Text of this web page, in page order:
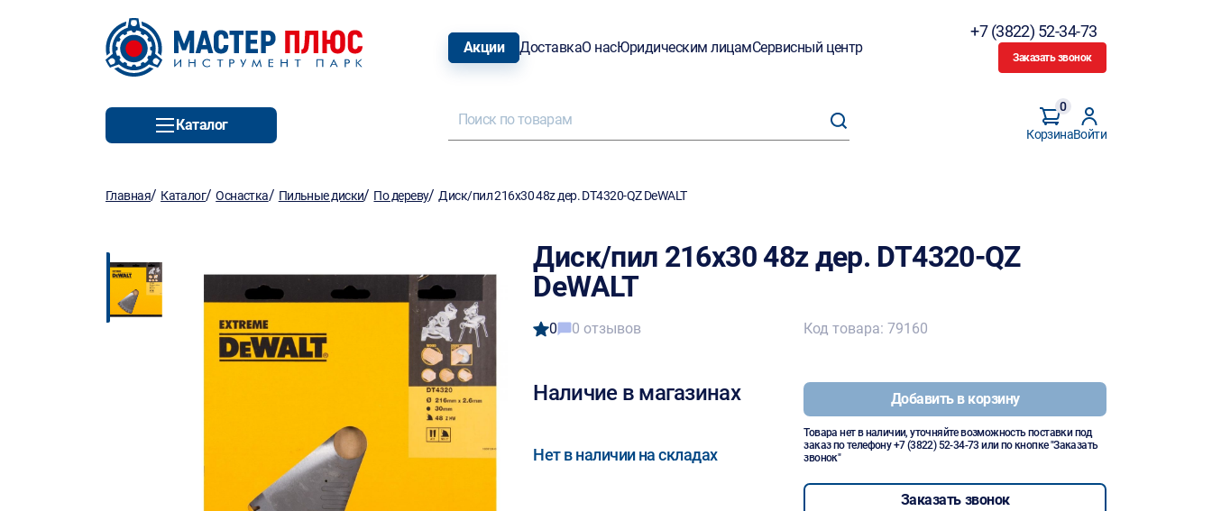
Акции ДоставкаО насЮридическим лицамСервисный центр
+7 (3822) 52-34-73
Заказать звонок
Каталог
Корзина
0
Войти
Главная/ Каталог/Оснастка/ Пильные диски/ По дереву/Диск/пил 216х30 48z дер. DT4320-QZ DeWALT
Диск/пил 216х30 48z дер. DT4320-QZ
DeWALT
0 0 отзывов
Наличие в магазинах
Нет в наличии на складах
Код товара: 79160
Добавить в корзину
Товара нет в наличии, уточняйте возможность поставки под
заказ по телефону+7 (3822) 52-34-73 или по кнопке "Заказать
звонок"
Заказать звонок